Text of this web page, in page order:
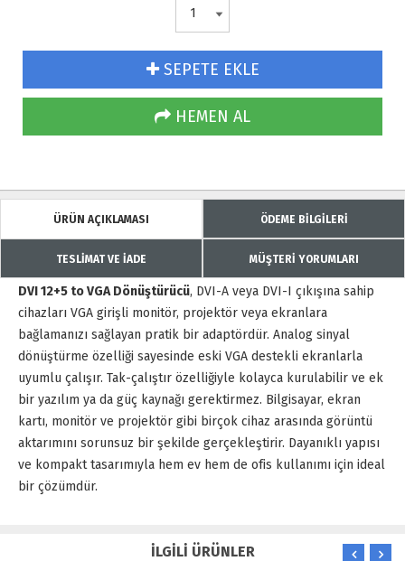
SEPETE EKLE
HEMEN AL
ÜRÜN AÇIKLAMASI ÖDEME BİLGİLERİ
TESLİMAT VE İADE MÜŞTERİ YORUMLARI
DVI 12+5 to VGA Dönüştürücü, DVI-A veya DVI-I çıkışına sahip
cihazları VGA girişli monitör, projektör veya ekranlara
bağlamanızı sağlayan pratik bir adaptördür. Analog sinyal
dönüştürme özelliği sayesinde eski VGA destekli ekranlarla
uyumlu çalışır. Tak-çalıştır özelliğiyle kolayca kurulabilir ve ek
bir yazılım ya da güç kaynağı gerektirmez. Bilgisayar, ekran
kartı, monitör ve projektör gibi birçok cihaz arasında görüntü
aktarımını sorunsuz bir şekilde gerçekleştirir. Dayanıklı yapısı
ve kompakt tasarımıyla hem ev hem de ofis kullanımı için ideal
bir çözümdür.
İLGİLİ ÜRÜNLER